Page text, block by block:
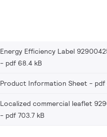
Energy Efficiency Label
pdf 68.4 kB
Product Information Sheet pdf
Localized commercial leaflet
pdf 703.7 kB